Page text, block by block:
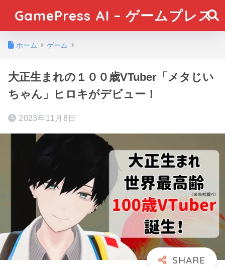
GamePress AI – ゲームプレス
ホーム ゲーム
大正生まれの１００歳VTuber「メタじい
ちゃん」ヒロキがデビュー！
2023年11月8日